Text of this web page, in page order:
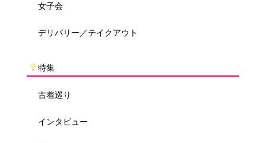
女子会
デリバリー／テイクアウト
特集
古着巡り
インタビュー